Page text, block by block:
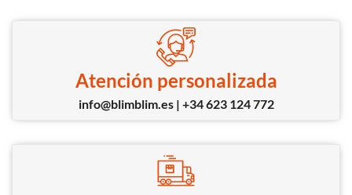
Atención personalizada
info@blimblim.es | +34 623 124 772